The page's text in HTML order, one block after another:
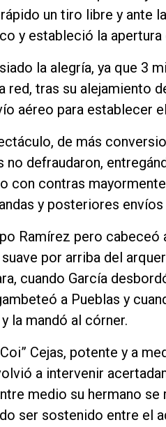
un tiro libre y ante
y estableció la apertura
la alegría, ya que 3
red, tras su alejamiento
aéreo para establecer
de más
defraudaron,
con contras
y posteriores
Ramírez pero cabeceó
por arriba del
cuando García
a Pueblas y
la mandó al córner.
Cejas, potente y a
a intervenir
medio su hermano
ser sostenido entre el